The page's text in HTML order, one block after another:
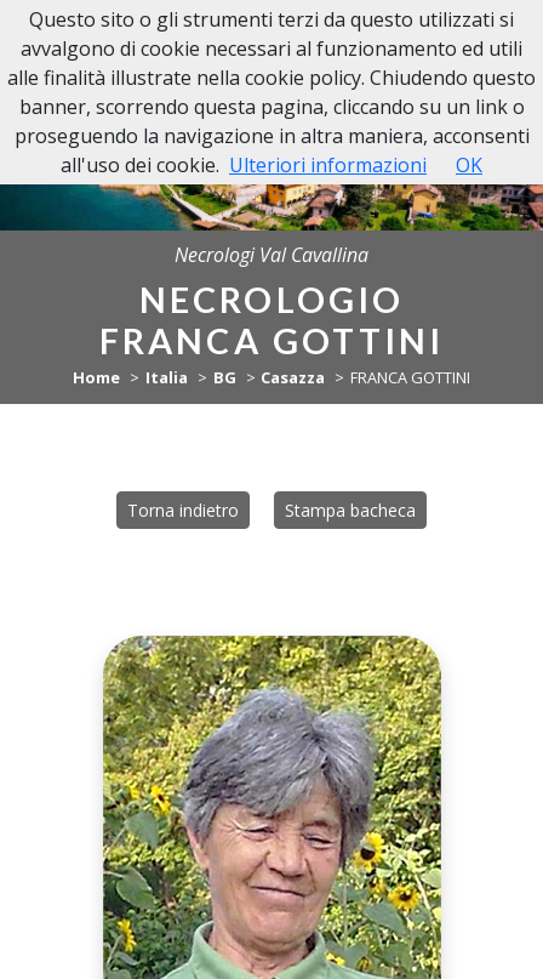
NECROLOGI VAL CAVALLINA
Necrologi Val Cavallina
NECROLOGIO
FRANCA GOTTINI
Home Italia BG Casazza FRANCA GOTTINI
Torna indietro Stampa bacheca
Questo sito o gli strumenti terzi da questo utilizzati si
avvalgono di cookie necessari al funzionamento ed utili
alle finalità illustrate nella cookie policy. Chiudendo questo
banner, scorrendo questa pagina, cliccando su un link o
proseguendo la navigazione in altra maniera, acconsenti
all'uso dei cookie. Ulteriori informazioni OK